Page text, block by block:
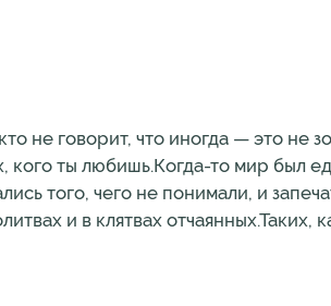
не говорит, что иногда — это не
кого ты любишь.Когда-то мир был
того, чего не понимали, и
и в клятвах отчаянных.Таких,